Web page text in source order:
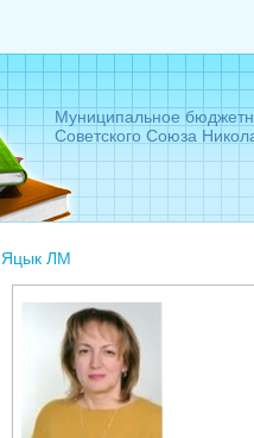
Муниципальное
Советского Союза
Яцык ЛМ